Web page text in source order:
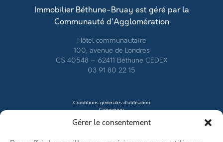
Gérer le consentement
Immobilier Béthune-Bruay est géré par la
Communauté d'Agglomération
Hôtel communautaire
100, avenue de Londres
CS 40548 – 62411 Béthune CEDEX
03 91 80 22 15
Conditions générales d’utilisation
Connexion
Créer mon profil